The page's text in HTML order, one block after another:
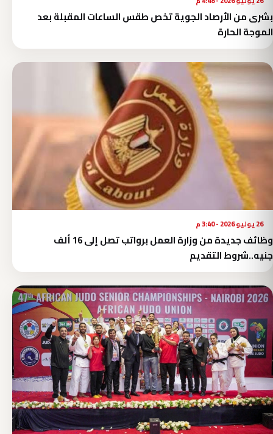
بشرى من الأرصاد الجوية تخص طقس الساعات المقبلة بعد
الموجة الحارة
26 يوليو 2026 - 3:40 م
وظائف جديدة من وزارة العمل برواتب تصل إلى 16 ألف
جنيه..شروط التقديم